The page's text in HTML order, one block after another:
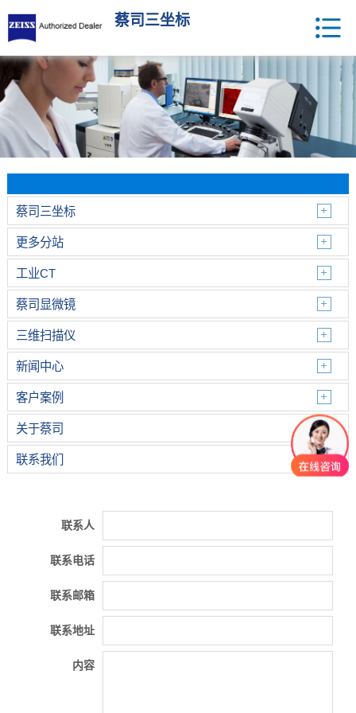
蔡司三坐标
蔡司三坐标
更多分站
工业CT
蔡司显微镜
三维扫描仪
新闻中心
客户案例
关于蔡司
联系我们
联系人
联系电话
联系邮箱
联系地址
内容